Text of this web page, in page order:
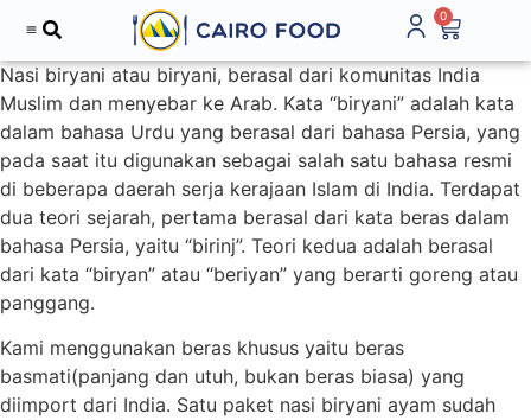
0
Nasi biryani atau biryani, berasal dari komunitas India
Muslim dan menyebar ke Arab. Kata “biryani” adalah kata
dalam bahasa Urdu yang berasal dari bahasa Persia, yang
pada saat itu digunakan sebagai salah satu bahasa resmi
di beberapa daerah serja kerajaan Islam di India. Terdapat
dua teori sejarah, pertama berasal dari kata beras dalam
bahasa Persia, yaitu “birinj”. Teori kedua adalah berasal
dari kata “biryan” atau “beriyan” yang berarti goreng atau
panggang.
Kami menggunakan beras khusus yaitu beras
basmati(panjang dan utuh, bukan beras biasa) yang
diimport dari India. Satu paket nasi biryani ayam sudah